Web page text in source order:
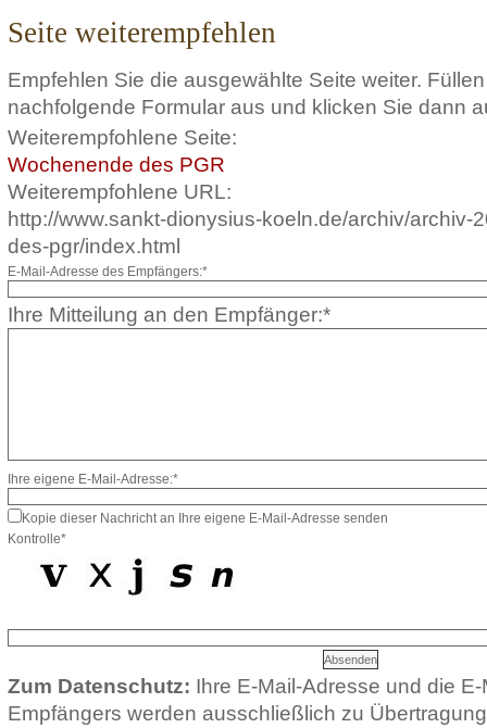
Seite weiterempfehlen
Empfehlen Sie die ausgewählte Seite weiter.
nachfolgende Formular aus und klicken Sie dann
Weiterempfohlene Seite:
Wochenende des PGR
Weiterempfohlene URL:
http://www.sankt-dionysius-koeln.de/archiv/archiv-
des-pgr/index.html
E-Mail-Adresse des Empfängers:*
Ihre Mitteilung an den Empfänger:*
Ihre eigene E-Mail-Adresse:*
Kopie dieser Nachricht an Ihre eigene E-Mail-Adresse senden
Kontrolle*
Zum Datenschutz: Ihre E-Mail-Adresse und die
Empfängers werden ausschließlich zu